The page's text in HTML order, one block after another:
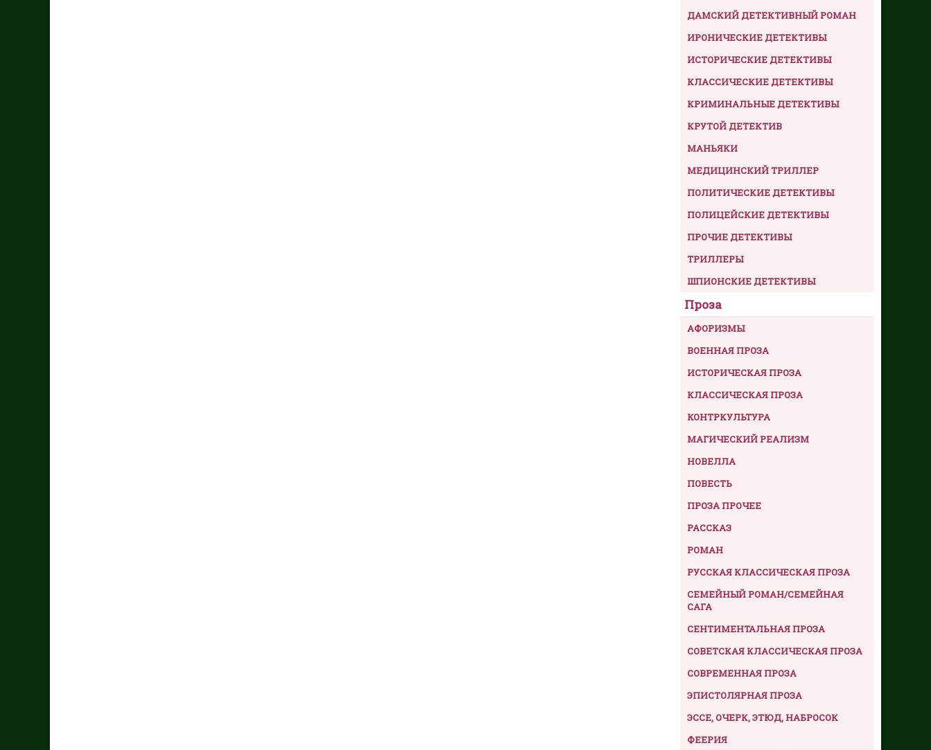
ДАМСКИЙ ДЕТЕКТИВНЫЙ РОМАН
ИРОНИЧЕСКИЕ ДЕТЕКТИВЫ
ИСТОРИЧЕСКИЕ ДЕТЕКТИВЫ
КЛАССИЧЕСКИЕ ДЕТЕКТИВЫ
КРИМИНАЛЬНЫЕ ДЕТЕКТИВЫ
КРУТОЙ ДЕТЕКТИВ
МАНЬЯКИ
МЕДИЦИНСКИЙ ТРИЛЛЕР
ПОЛИТИЧЕСКИЕ ДЕТЕКТИВЫ
ПОЛИЦЕЙСКИЕ ДЕТЕКТИВЫ
ПРОЧИЕ ДЕТЕКТИВЫ
ТРИЛЛЕРЫ
ШПИОНСКИЕ ДЕТЕКТИВЫ
Проза
АФОРИЗМЫ
ВОЕННАЯ ПРОЗА
ИСТОРИЧЕСКАЯ ПРОЗА
КЛАССИЧЕСКАЯ ПРОЗА
КОНТРКУЛЬТУРА
МАГИЧЕСКИЙ РЕАЛИЗМ
НОВЕЛЛА
ПОВЕСТЬ
ПРОЗА ПРОЧЕЕ
РАССКАЗ
РОМАН
РУССКАЯ КЛАССИЧЕСКАЯ ПРОЗА
СЕМЕЙНЫЙ РОМАН/СЕМЕЙНАЯ
САГА
СЕНТИМЕНТАЛЬНАЯ ПРОЗА
СОВЕТСКАЯ КЛАССИЧЕСКАЯ ПРОЗА
СОВРЕМЕННАЯ ПРОЗА
ЭПИСТОЛЯРНАЯ ПРОЗА
ЭССЕ, ОЧЕРК, ЭТЮД, НАБРОСОК
ФЕЕРИЯ